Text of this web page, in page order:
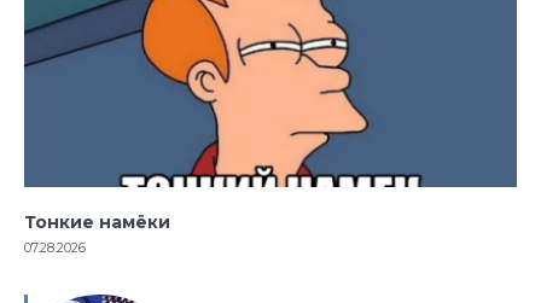
Тонкие намёки
07.28.2026